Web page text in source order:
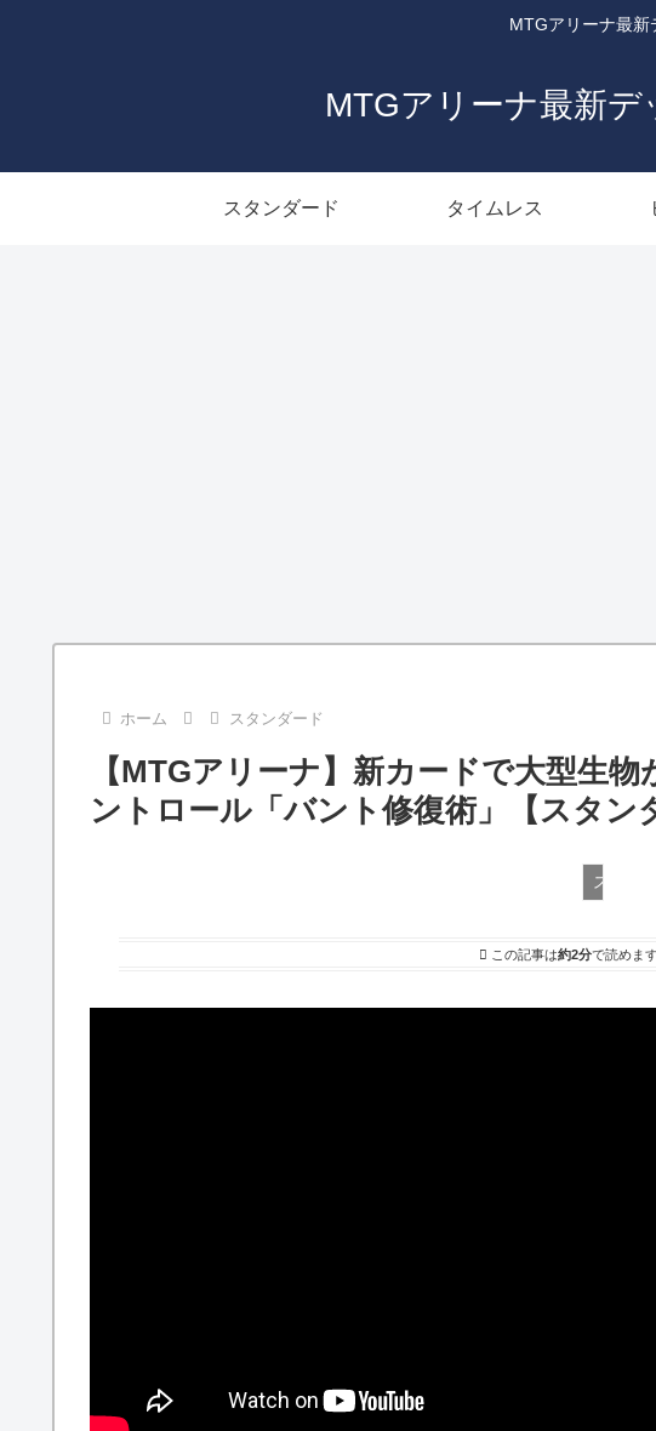
MTGアリーナ最新
MTGアリーナ最新
スタンダード タイムレス
ホーム スタンダード
【MTGアリーナ】新カードで大型生
ントロール「バント修復術」【スタン
スタン
この記事は約2分で読めます